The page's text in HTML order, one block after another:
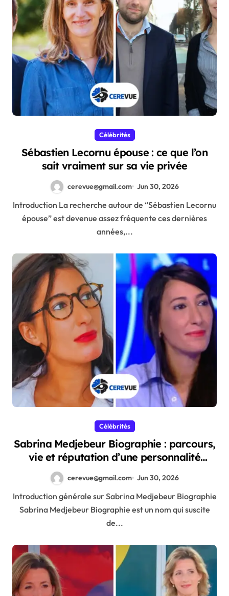
Célébrités
Sébastien Lecornu épouse : ce que l’on
sait vraiment sur sa vie privée
cerevue@gmail.com Jun 30, 2026
Introduction La recherche autour de “Sébastien Lecornu
épouse” est devenue assez fréquente ces dernières
années,...
Célébrités
Sabrina Medjebeur Biographie : parcours,
vie et réputation d’une personnalité
cerevue@gmail.com Jun 30, 2026
Introduction générale sur Sabrina Medjebeur Biographie
Sabrina Medjebeur Biographie est un nom qui suscite
de...